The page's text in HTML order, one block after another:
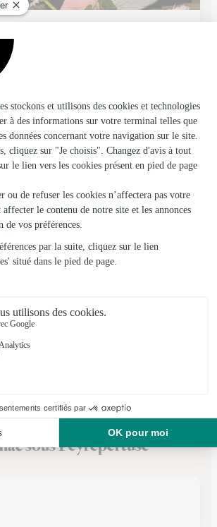
de L’occitanie
des fleurs ou une plante à
sous Peyrepertuse